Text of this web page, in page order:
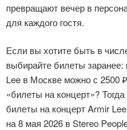
превращают вечер в
для каждого гостя.
Если вы хотите быть в
выбирайте билеты
Lee в Москве можно с 2500
«билеты на концерт»?
билеты на концерт Armir
на 8 мая 2026 в Stereo